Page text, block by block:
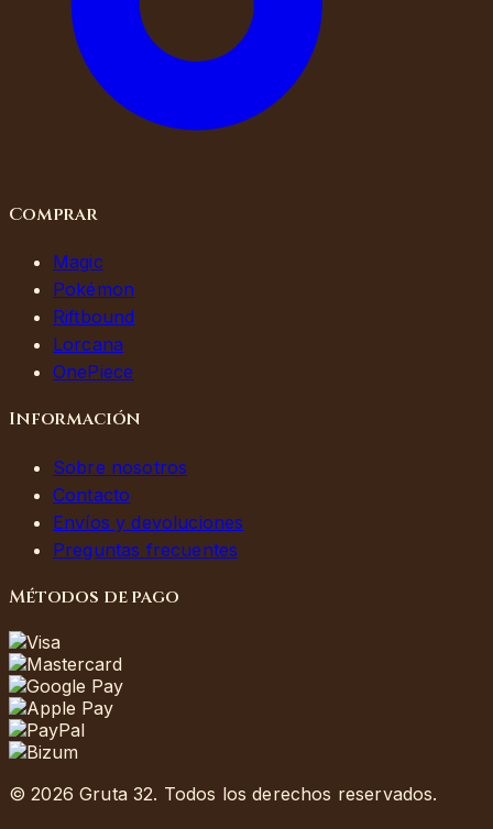
Comprar
Magic
Pokémon
Riftbound
Lorcana
OnePiece
Información
Sobre nosotros
Contacto
Envíos y devoluciones
Preguntas frecuentes
Métodos de pago
©2026 Gruta 32. Todos los derechos reservados.